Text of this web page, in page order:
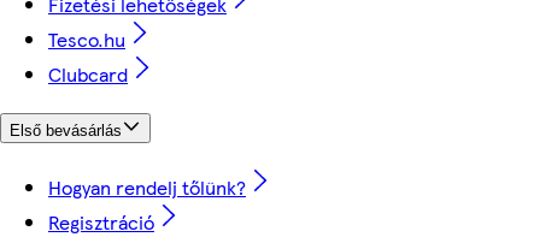
Tesco.hu
Clubcard
Első bevásárlás
Hogyan rendelj tőlünk?
Regisztráció